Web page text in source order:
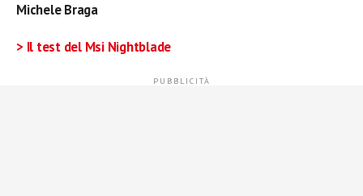
Michele Braga
> Il test del Msi Nightblade